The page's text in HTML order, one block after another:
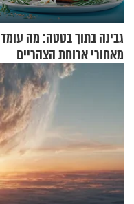
גבינה בתוך בטטה: מה עומד
מאחורי ארוחת הצהריים
שכבשה את הרשת?